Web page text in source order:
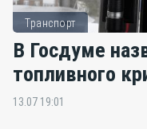
Транспорт
В Госдуме
топливного
13.07 19:01